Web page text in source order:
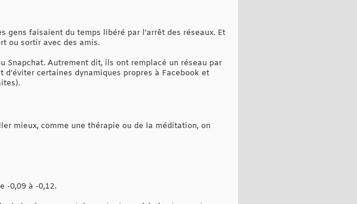
gens faisaient du temps libéré par l’arrêt des réseaux. Et
ou sortir avec des amis.
Snapchat. Autrement dit, ils ont remplacé un réseau par
certaines dynamiques propres à Facebook et
mieux, comme une thérapie ou de la méditation, on
-0,09 à -0,12.